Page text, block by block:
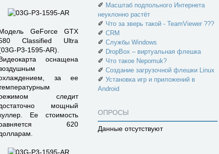
GeForce GTX
Classified Ultra
P3-1595-AR).
оснащена
за ее
следит
мощный
Ее стоимость
620
✐ Масштаб подпольного Интернета
неуклонно растёт
✐ Что за зверь такой - TeamViewer ???
✐ CRM
✐ Службы Windows
✐ DropBox – виртуальная флешка
✐ Что такое Nepomuk?
✐ Создание загрузочной флешки Linux
✐ Установка игр и приложений в
Android
ОПРОСЫ
Данные отсутствуют